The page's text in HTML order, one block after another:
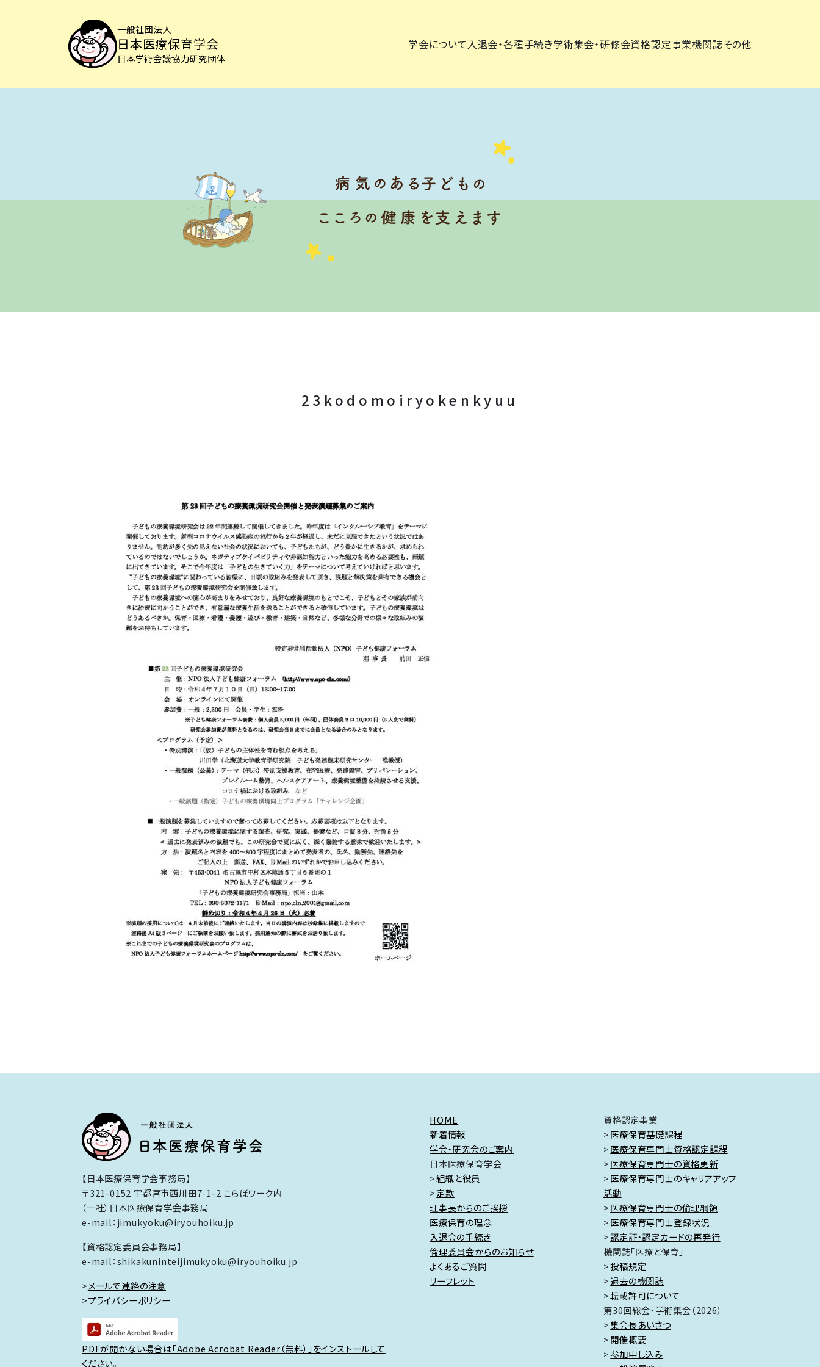
一般社団法人
日本医療保育学会
日本学術会議協力研究団体
学会について 入退会・各種手続き学術集会・研修会資格認定事業機関誌その他
23kodomoiryokenkyuu
【日本医療保育学会事務局】
〒321-0152 宇都宮市西川田7-1-2 こらぼワーク内
（一社）日本医療保育学会事務局
e-mail：jimukyoku@iryouhoiku.jp
【資格認定委員会事務局】
e-mail：shikakuninteijimukyoku@iryouhoiku.jp
>メールで連絡の注意
>プライバシーポリシー
PDFが開かない場合は「Adobe Acrobat Reader（無料）」をインストールして
ください。
HOME
新着情報
学会・研究会のご案内
日本医療保育学会
組織と役員
定款
理事長からのご挨拶
医療保育の理念
入退会の手続き
倫理委員会からのお知らせ
よくあるご質問
リーフレット
資格認定事業
医療保育基礎課程
医療保育専門士資格認定課程
医療保育専門士の資格更新
医療保育専門士のキャリアアップ
活動
医療保育専門士の倫理綱領
医療保育専門士登録状況
認定証・認定カードの再発行
機関誌「医療と保育」
投稿規定
過去の機関誌
転載許可について
第30回総会・学術集会（2026）
集会長あいさつ
開催概要
参加申し込み